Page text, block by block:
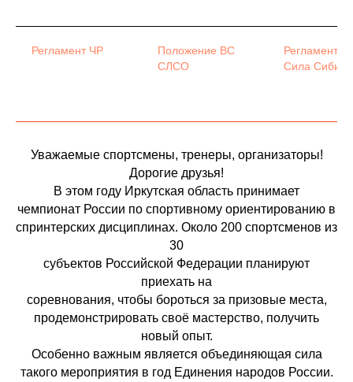
Регламент ЧР
Положение ВС
СЛСО
Регламент
Сила Сибири
Уважаемые спортсмены, тренеры, организаторы!
Дорогие друзья!
В этом году Иркутская область принимает
чемпионат России по спортивному ориентированию в
спринтерских дисциплинах. Около 200 спортсменов из
30
субъектов Российской Федерации планируют
приехать на
соревнования, чтобы бороться за призовые места,
продемонстрировать своё мастерство, получить
новый опыт.
Особенно важным является объединяющая сила
такого мероприятия в год Единения народов России.